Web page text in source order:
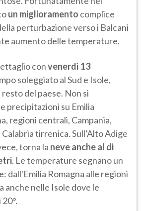
un miglioramento complice
perturbazione verso i Balcani
aumento delle temperature.
convenerdì 13
soleggiato al Sud e Isole,
del paese. Non si
precipitazioni su Emilia
regioni centrali, Campania,
tirrenica. Sull’Alto Adige
torna la neve anche al di
. Le temperature segnano un
dall'Emilia Romagna alle regioni
anche nelle Isole dove le